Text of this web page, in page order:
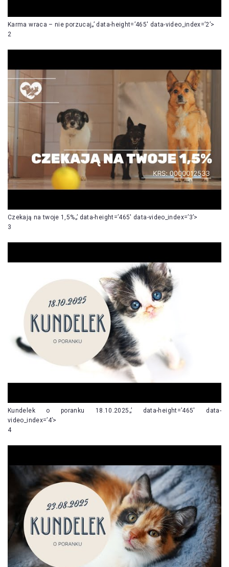
Karma wraca – nie porzucaj„’ data-height=’465′ data-video_index=’2’>
2
Czekają na twoje 1,5%„’ data-height=’465′ data-video_index=’3’>
3
Kundelek o poranku 18.10.2025„’ data-height=’465′ data-
video_index=’4’>
4